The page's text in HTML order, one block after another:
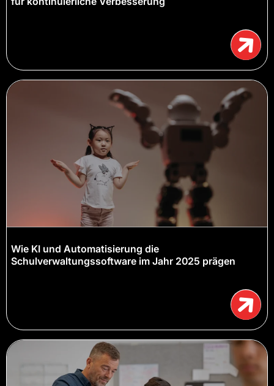
Wie KI und Automatisierung die
Schulverwaltungssoftware im Jahr 2025 prägen